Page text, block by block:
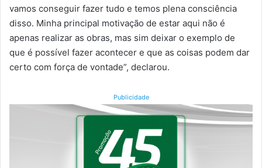
vamos conseguir fazer tudo e temos plena consciência
disso. Minha principal motivação de estar aqui não é
apenas realizar as obras, mas sim deixar o exemplo de
que é possível fazer acontecer e que as coisas podem dar
certo com força de vontade”, declarou.
Publicidade